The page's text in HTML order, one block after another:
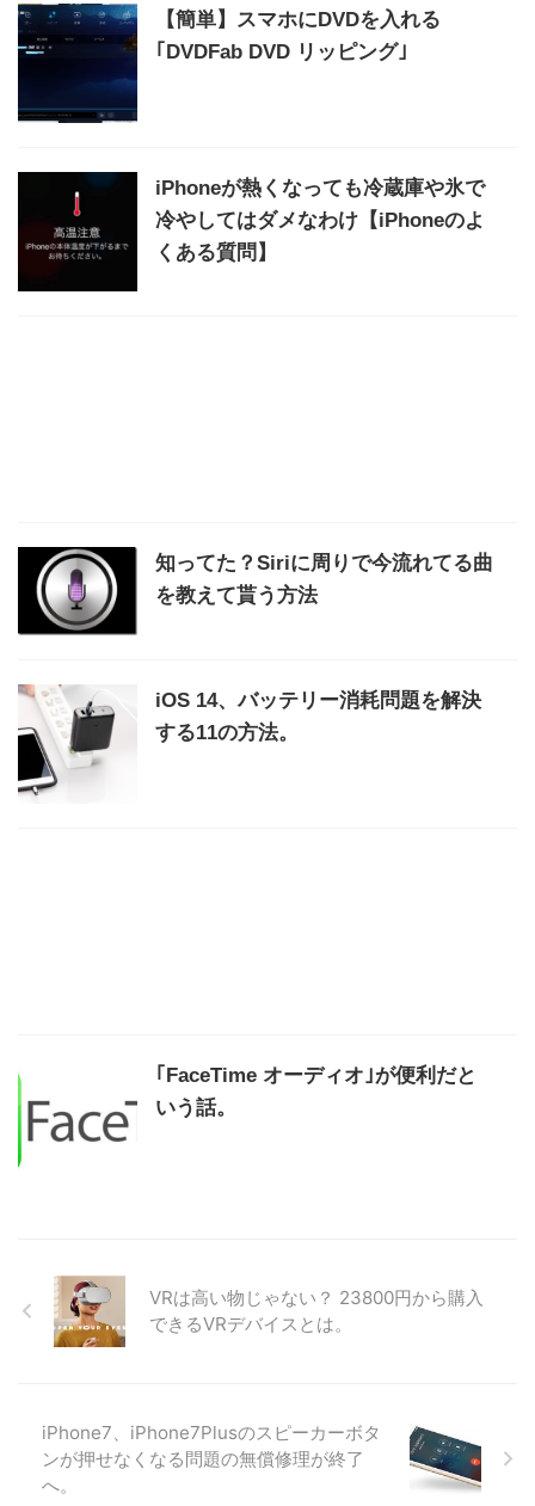
【簡単】スマホにDVDを入れる
｢DVDFab DVD リッピング｣
iPhoneが熱くなっても冷蔵庫や氷で
冷やしてはダメなわけ【iPhoneのよ
くある質問】
知ってた？Siriに周りで今流れてる曲
を教えて貰う方法
iOS 14、バッテリー消耗問題を解決
する11の方法。
｢FaceTime オーディオ｣が便利だと
いう話。
VRは高い物じゃない？ 23800円から購入
できるVRデバイスとは。
iPhone7、iPhone7Plusのスピーカーボタ
ンが押せなくなる問題の無償修理が終了
へ。